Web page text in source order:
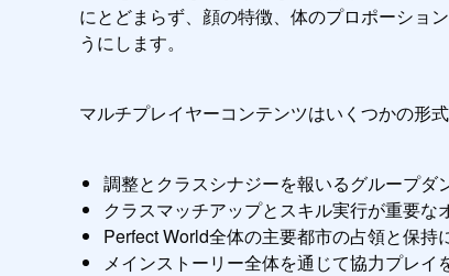
にとどまらず、顔の特徴、体のプロポーショ
うにします。
マルチプレイヤーコンテンツはいくつかの形
調整とクラスシナジーを報いるグループダ
クラスマッチアップとスキル実行が重要な
Perfect World全体の主要都市の占領と保
メインストーリー全体を通じて協力プレ